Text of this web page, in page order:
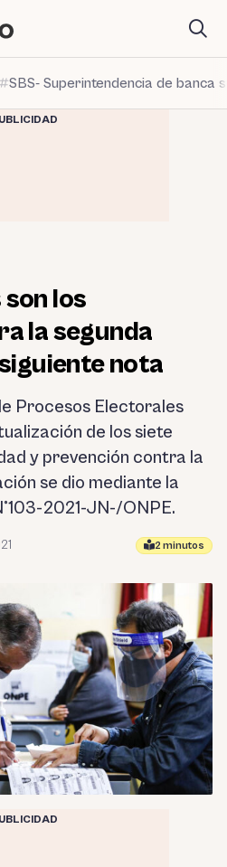
SBS- Superintendencia de banca
los
la segunda
nota
Procesos Electorales
de los siete
y prevención contra la
se dio mediante la
2021-JN-/ONPE.
2 minutos